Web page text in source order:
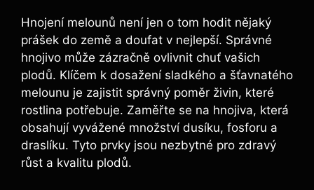
Hnojení melounů není jen o tom ⁤hodit nějaký
prášek ⁢do země a doufat v nejlepší. Správné
hnojivo může zázračně​ ovlivnit chuť vašich
plodů. Klíčem k dosažení sladkého a šťavnatého‌
melounu je zajistit správný poměr živin, které
rostlina potřebuje. Zaměřte se na hnojiva, ⁣která
obsahují vyvážené množství dusíku, ‍fosforu a
draslíku. Tyto prvky jsou nezbytné pro zdravý
růst a kvalitu ⁢plodů.